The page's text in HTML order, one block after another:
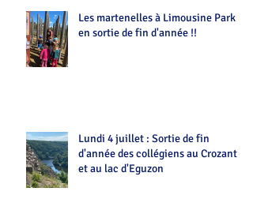
Les martenelles à Limousine Park
en sortie de fin d'année !!
Lundi 4 juillet : Sortie de fin
d'année des collégiens au Crozant
et au lac d'Eguzon